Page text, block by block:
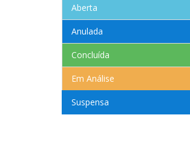
Aberta
Anulada
Concluída
Em Análise
Suspensa